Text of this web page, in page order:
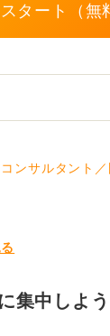
タート（無
ンサルタント
集中しよう